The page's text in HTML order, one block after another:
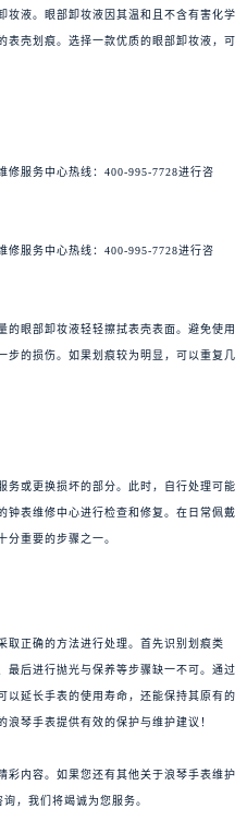
妆液。眼部卸妆液因其温和且不含有害化学
表壳划痕。选择一款优质的眼部卸妆液，可
修服务中心热线：400-995-7728进行咨
修服务中心热线：400-995-7728进行咨
的眼部卸妆液轻轻擦拭表壳表面。避免使用
步的损伤。如果划痕较为明显，可以重复几
务或更换损坏的部分。此时，自行处理可能
钟表维修中心进行检查和修复。在日常佩戴
分重要的步骤之一。
取正确的方法进行处理。首先识别划痕类
最后进行抛光与保养等步骤缺一不可。通过
以延长手表的使用寿命，还能保持其原有的
琴手表提供有效的保护与维护建议！
彩内容。如果您还有其他关于浪琴手表维护
，我们将竭诚为您服务。